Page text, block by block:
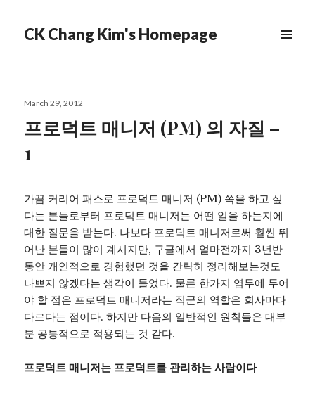
CK Chang Kim's Homepage
Posted
March 29, 2012
프로덕트 매니저 (PM) 의 자질 –
1
가끔 커리어 패스로 프로덕트 매니저 (PM) 쪽을 하고 싶
다는 분들로부터 프로덕트 매니저는 어떤 일을 하는지에
대한 질문을 받는다. 나보다 프로덕트 매니저로써 훨씬 뛰
어난 분들이 많이 계시지만, 구글에서 얼마전까지 3년반
동안 개인적으로 경험했던 것을 간략히 정리해보는것도
나쁘지 않겠다는 생각이 들었다. 물론 한가지 염두에 두어
야 할 점은 프로덕트 매니저라는 직군의 역할은 회사마다
다르다는 점이다. 하지만 다음의 일반적인 원칙들은 대부
분 공통적으로 적용되는 것 같다.
프로덕트 매니저는 프로덕트를 관리하는 사람이다